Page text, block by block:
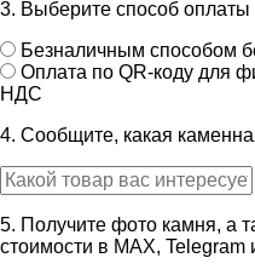
3. Выберите способ оплаты
Безналичным способом
Оплата по QR-коду для
НДС
4. Сообщите, какая
5. Получите фото камня, а
стоимости в MAX, Telegram